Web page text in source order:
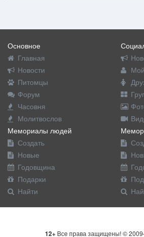
Основное
Главная
Новости
Питомцы
Форум
Часовня
Молитвослов
Мемориалы людей
Создать
Новые
Годовщина
Подарки
Найти
12+ Все права защищены! ©